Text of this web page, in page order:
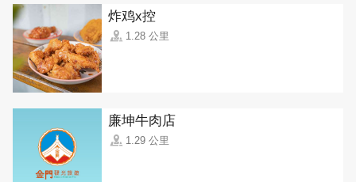
炸鸡x控
1.28 公里
廉坤牛肉店
1.29 公里